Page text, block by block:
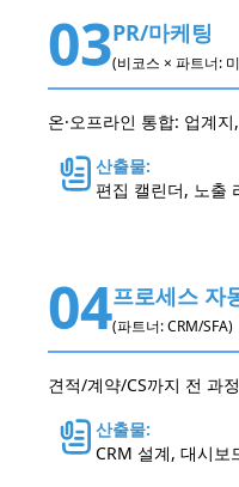
03PR/마케팅
(비코스 × 파트너:
온·오프라인 통합: 업계
산출물:
편집 캘린더, 노출
04프로세스 자
(파트너: CRM/SFA)
견적/계약/CS까지 전 과
산출물:
CRM 설계, 대시보